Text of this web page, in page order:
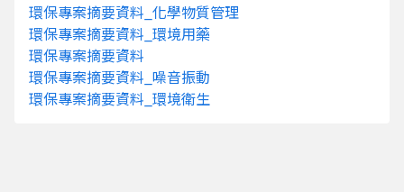
能/光電」等新興技術應用。3. 從綠領人才的
超過1,500個（較2024年同期增加468個），
需求領域集中於「永續」、「環境規劃／監
碳管理」，並延伸至「太陽能/光電」等新興
才學經歷需求，更放寬學經歷，更要求專業
環保專案摘要資料_化學物質管理
環保專案摘要資料_環境用藥
環保專案摘要資料
環保專案摘要資料_噪音振動
環保專案摘要資料_環境衛生